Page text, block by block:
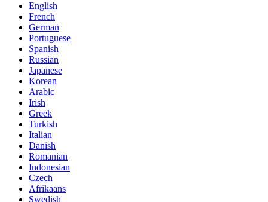
English
French
German
Portuguese
Spanish
Russian
Japanese
Korean
Arabic
Irish
Greek
Turkish
Italian
Danish
Romanian
Indonesian
Czech
Afrikaans
Swedish